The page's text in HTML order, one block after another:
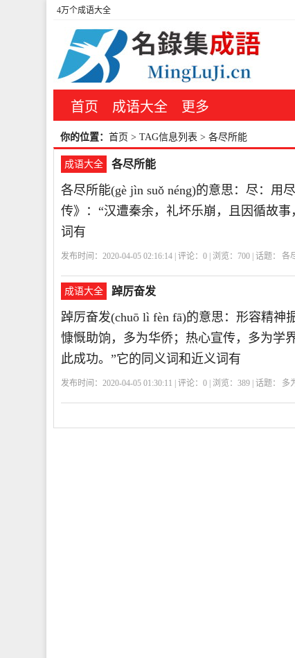
4万个成语大全
首页 成语大全 更多
你的位置： 首页 > TAG信息列表 > 各尽所能
成语大全 各尽所能
各尽所能(gè jìn suǒ néng)的意思：尽：用
传》：“汉遭秦余，礼坏乐崩，且因循故
词有
发布时间：2020-04-05 02:16:14 | 评论： 0 | 浏览： 700 | 话题： 各
成语大全 踔厉奋发
踔厉奋发(chuō lì fèn fā)的意思：形容精神
慷慨助饷，多为华侨；热心宣传，多为学
此成功。”它的同义词和近义词有
发布时间：2020-04-05 01:30:11 | 评论： 0 | 浏览： 389 | 话题： 多